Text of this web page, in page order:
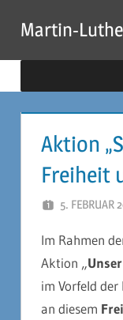
Inhalt
springen
Martin-
Aktion
Freiheit
5. FEBRUAR
Im Rahmen
Aktion „
im Vorfeld
an diesem